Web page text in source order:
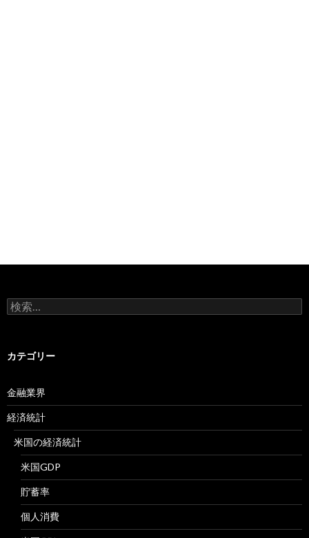
検
索:
カテゴリー
金融業界
経済統計
米国の経済統計
米国GDP
貯蓄率
個人消費